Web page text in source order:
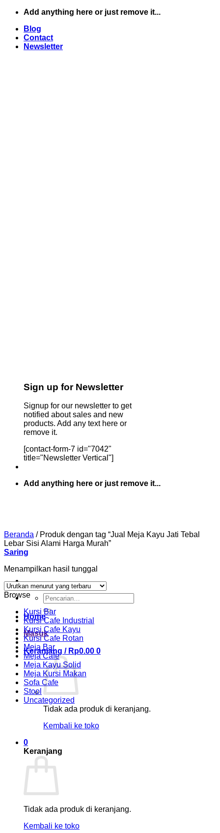
Skip
content
Add anything here or just remove it...
Blog
Contact
Newsletter
Sign up for Newsletter
Signup for our newsletter to get
notified about sales and new
products. Add any text here or
remove it.
[contact-form-7 id="7042"
title="Newsletter Vertical"]
Add anything here or just remove it...
Pencarian
untuk:
Home
Masuk
Keranjang / Rp0.00 0
Tidak ada produk di keranjang.
Kembali ke toko
0
Keranjang
Tidak ada produk di keranjang.
Kembali ke toko
Beranda /Produk dengan tag “Jual Meja Kayu Jati Tebal
Lebar Sisi Alami Harga Murah”
Saring
Menampilkan hasil tunggal
Browse
Kursi Bar
Kursi Cafe Industrial
Kursi Cafe Kayu
Kursi Cafe Rotan
Meja Bar
Meja Cafe
Meja Kayu Solid
Meja Kursi Makan
Sofa Cafe
Stool
Uncategorized